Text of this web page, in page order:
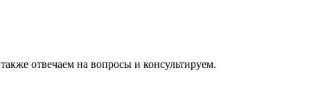
отвечаем на вопросы и консультируем.